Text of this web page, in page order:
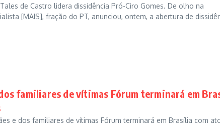
de Castro lidera dissidência Pró-Ciro Gomes. De olho na
[MAIS], fração do PT, anunciou, ontem, a abertura de
familiares de vítimas Fórum terminará em
e dos familiares de vítimas Fórum terminará em Brasília com